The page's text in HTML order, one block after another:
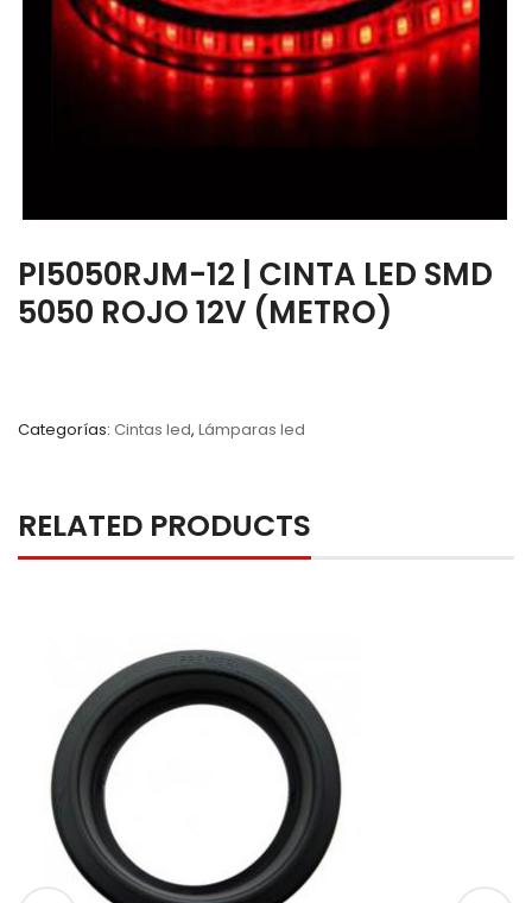
PI5050RJM-12 | CINTA LED SMD
5050 ROJO 12V (METRO)
Categorías: Cintas led, Lámparas led
RELATED PRODUCTS